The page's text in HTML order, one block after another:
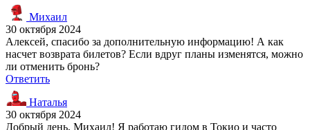
Михаил
30 октября 2024
Алексей, спасибо за дополнительную информацию! А как
насчет возврата билетов? Если вдруг планы изменятся, можно
ли отменить бронь?
Ответить
Наталья
30 октября 2024
Добрый день, Михаил! Я работаю гидом в Токио и часто